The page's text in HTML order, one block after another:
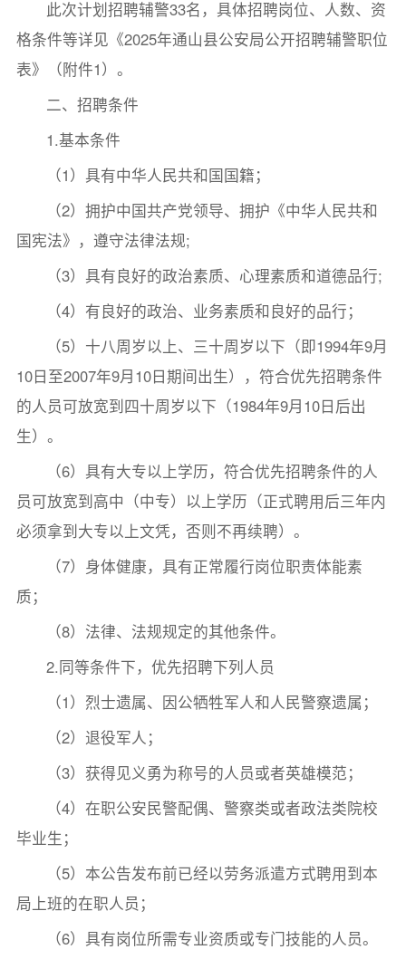
此次计划招聘辅警33名，具体招聘岗位、人数、资
格条件等详见《2025年通山县公安局公开招聘辅警职位
表》（附件1）。
二、招聘条件
1.基本条件
（1）具有中华人民共和国国籍；
（2）拥护中国共产党领导、拥护《中华人民共和
国宪法》，遵守法律法规;
（3）具有良好的政治素质、心理素质和道德品行;
（4）有良好的政治、业务素质和良好的品行；
（5）十八周岁以上、三十周岁以下（即1994年9月
10日至2007年9月10日期间出生），符合优先招聘条件
的人员可放宽到四十周岁以下（1984年9月10日后出
生）。
（6）具有大专以上学历，符合优先招聘条件的人
员可放宽到高中（中专）以上学历（正式聘用后三年内
必须拿到大专以上文凭，否则不再续聘）。
（7）身体健康，具有正常履行岗位职责体能素
质；
（8）法律、法规规定的其他条件。
2.同等条件下，优先招聘下列人员
（1）烈士遗属、因公牺牲军人和人民警察遗属；
（2）退役军人；
（3）获得见义勇为称号的人员或者英雄模范；
（4）在职公安民警配偶、警察类或者政法类院校
毕业生；
（5）本公告发布前已经以劳务派遣方式聘用到本
局上班的在职人员；
（6）具有岗位所需专业资质或专门技能的人员。